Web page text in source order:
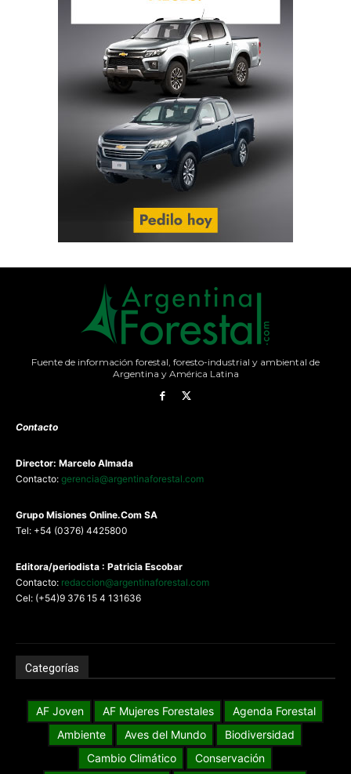
Fuente de información forestal, foresto-industrial y ambiental de
Argentina y América Latina
Contacto
Director: Marcelo Almada
Contacto: gerencia@argentinaforestal.com
Grupo Misiones Online.Com SA
Tel: +54 (0376) 4425800
Editora/periodista : Patricia Escobar
Contacto: redaccion@argentinaforestal.com
Cel: (+54)9 376 15 4 131636
Categorías
AF Joven AF Mujeres Forestales
Agenda Forestal
Ambiente
Aves del Mundo
Biodiversidad
Cambio Climático
Conservación